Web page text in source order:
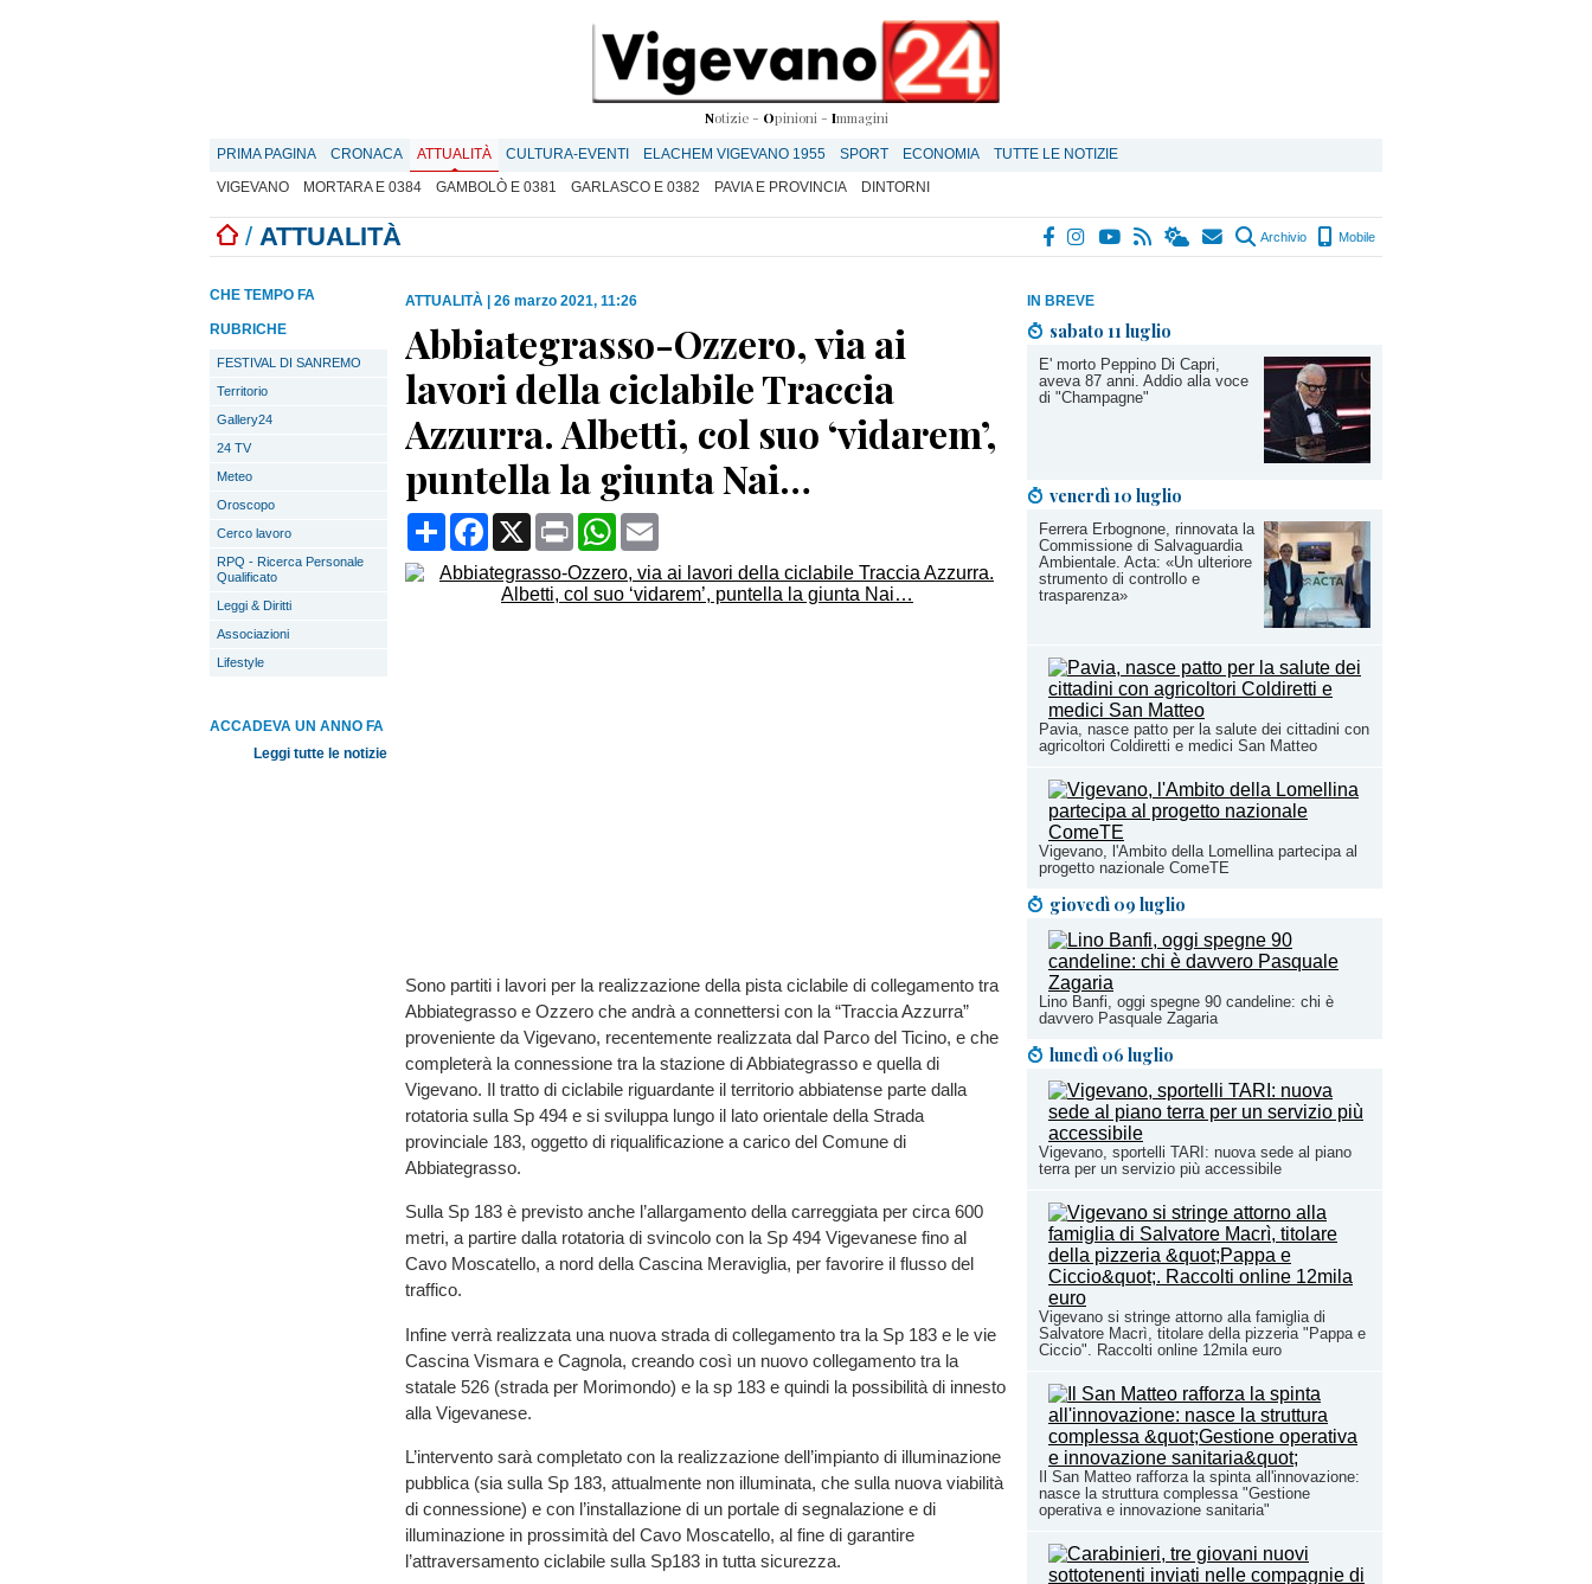
Notizie - Opinioni - Immagini
PRIMA PAGINA CRONACA ATTUALITÀ CULTURA-EVENTI ELACHEM VIGEVANO 1955 SPORT ECONOMIA
TUTTE LE NOTIZIE
VIGEVANO
MORTARA E 0384 GAMBOLÒ E 0381 GARLASCO E 0382 PAVIA E PROVINCIA DINTORNI
/ ATTUALITÀ Archivio Mobile
IN BREVE
sabato 11 luglio
E' morto Peppino Di Capri,
aveva 87 anni. Addio alla voce
di "Champagne"
venerdì 10 luglio
Ferrera Erbognone, rinnovata la
Commissione di Salvaguardia
Ambientale. Acta: «Un ulteriore
strumento di controllo e
trasparenza»
Pavia, nasce patto per la salute dei cittadini con
agricoltori Coldiretti e medici San Matteo
Vigevano, l'Ambito della Lomellina partecipa al
progetto nazionale ComeTE
giovedì 09 luglio
Lino Banfi, oggi spegne 90 candeline: chi è
davvero Pasquale Zagaria
lunedì 06 luglio
Vigevano, sportelli TARI: nuova sede al piano
terra per un servizio più accessibile
Vigevano si stringe attorno alla famiglia di
Salvatore Macrì, titolare della pizzeria "Pappa e
Ciccio". Raccolti online 12mila euro
Il San Matteo rafforza la spinta all'innovazione:
nasce la struttura complessa "Gestione
operativa e innovazione sanitaria"
CHE TEMPO FA
RUBRICHE
FESTIVAL DI SANREMO
Territorio
Gallery24
24 TV
Meteo
Oroscopo
Cerco lavoro
RPQ - Ricerca Personale
Qualificato
Leggi & Diritti
Associazioni
Lifestyle
ACCADEVA UN ANNO FA
Leggi tutte le notizie
ATTUALITÀ 26 marzo 2021, 11:26
Abbiategrasso-Ozzero, via ai
lavori della ciclabile Traccia
Azzurra. Albetti, col suo ‘vidarem’,
puntella la giunta Nai…
CondividiFacebook
X Print WhatsApp
Sono partiti i lavori per la realizzazione della pista ciclabile di collegamento tra
Abbiategrasso e Ozzero che andrà a connettersi con la “Traccia Azzurra”
proveniente da Vigevano, recentemente realizzata dal Parco del Ticino, e che
completerà la connessione tra la stazione di Abbiategrasso e quella di
Vigevano. Il tratto di ciclabile riguardante il territorio abbiatense parte dalla
rotatoria sulla Sp 494 e si sviluppa lungo il lato orientale della Strada
provinciale 183, oggetto di riqualificazione a carico del Comune di
Abbiategrasso.
Sulla Sp 183 è previsto anche l’allargamento della carreggiata per circa 600
metri, a partire dalla rotatoria di svincolo con la Sp 494 Vigevanese fino al
Cavo Moscatello, a nord della Cascina Meraviglia, per favorire il flusso del
traffico.
Infine verrà realizzata una nuova strada di collegamento tra la Sp 183 e le vie
Cascina Vismara e Cagnola, creando così un nuovo collegamento tra la
statale 526 (strada per Morimondo) e la sp 183 e quindi la possibilità di innesto
alla Vigevanese.
L’intervento sarà completato con la realizzazione dell’impianto di illuminazione
pubblica (sia sulla Sp 183, attualmente non illuminata, che sulla nuova viabilità
di connessione) e con l’installazione di un portale di segnalazione e di
illuminazione in prossimità del Cavo Moscatello, al fine di garantire
l’attraversamento ciclabile sulla Sp183 in tutta sicurezza.